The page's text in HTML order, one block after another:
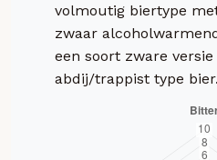
volmoutig biertype
zwaar
een soort zware
abdij/trappist type bier.